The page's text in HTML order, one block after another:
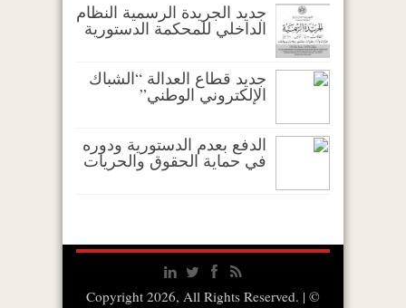
جديد الجريدة الرسمية النظام
الداخلي للمحكمة الدستورية
جديد قطاع العدالة “الشباك
الإلكتروني الوطني”
الدفع بعدم الدستورية ودوره
في حماية الحقوق والحريات
© Copyright 2026, All Rights Reserved. |